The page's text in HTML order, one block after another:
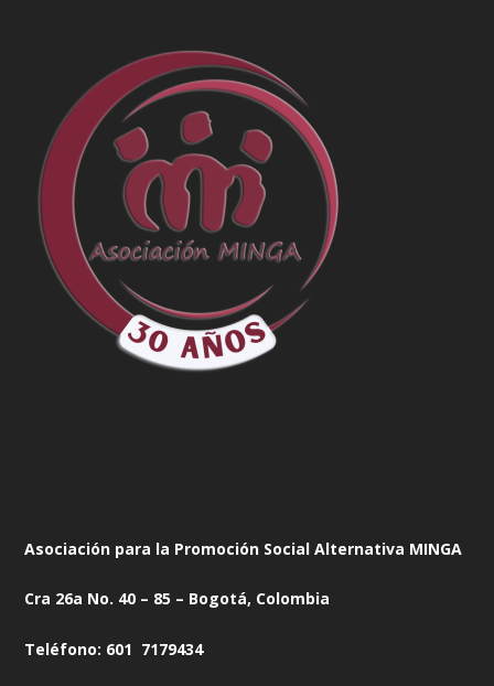
Asociación para la Promoción Social Alternativa MINGA
Cra 26a No. 40 – 85 – Bogotá, Colombia
Teléfono: 601 7179434